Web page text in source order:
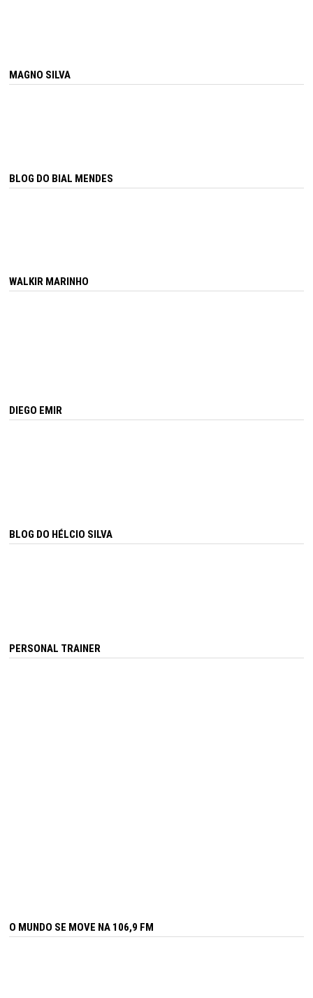
MAGNO SILVA
BLOG DO BIAL MENDES
WALKIR MARINHO
DIEGO EMIR
BLOG DO HÉLCIO SILVA
PERSONAL TRAINER
O MUNDO SE MOVE NA 106,9 FM